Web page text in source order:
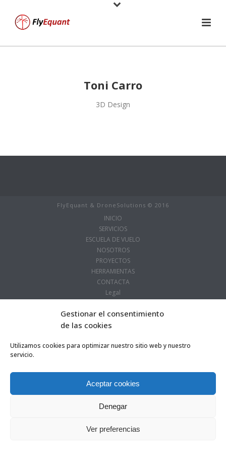
Gestionar el consentimiento
de las cookies
Utilizamos cookies para optimizar nuestro sitio web y nuestro
servicio.
Aceptar cookies
Denegar
Ver preferencias
Toni Carro
3D Design
FlyEquant & DroneSolutions © 2016
INICIO
SERVICIOS
ESCUELA DE VUELO
NOSOTROS
PROYECTOS
HERRAMIENTAS
CONTACTA
Legal